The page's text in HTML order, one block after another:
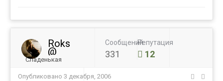
Roks
@
Сладенькая
Сообщений
331
Репутация
12
Опубликовано 3 декабря, 2006